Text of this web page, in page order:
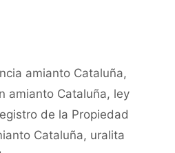
amianto Cataluña,
amianto Cataluña, ley
de la Propiedad
Cataluña, uralita